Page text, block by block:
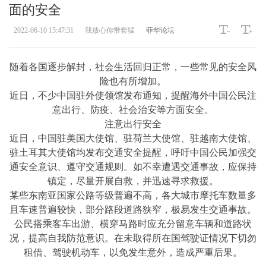
面的安全
2022-06-10 15:47:31 我放心你带套猛 菲华论坛
随着各国逐步解封，社会生活回归正常，一些常见的安全风
险也有所增加。
近日，不少中国驻外使领馆发布通知，提醒海外中国公民注
意出行、防疫、社会治安等方面安全。
注意出行安全
近日，中国驻美国大使馆、驻荷兰大使馆、驻越南大使馆、
驻土耳其大使馆均发布交通安全提醒，呼吁中国公民加强交
通安全意识、遵守交通规则。如不幸遭遇交通事故，应保持
镇定，尽量开展自救，并迅速寻求救援。
某些东南亚国家公路等级普遍不高，各大城市摩托车数量多
且车速普遍较快，部分路段道路狭窄，极易发生交通事故。
公民搭乘客车出游、横穿马路时应充分留意车辆和道路状
况，提高自我防范意识。在未取得所在国驾驶证情况下切勿
租借、驾驶机动车，以免发生意外，造成严重后果。